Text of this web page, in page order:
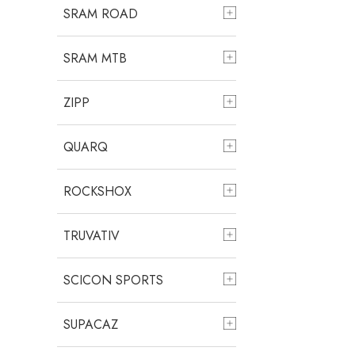
SRAM ROAD
SRAM MTB
ZIPP
QUARQ
ROCKSHOX
TRUVATIV
SCICON SPORTS
SUPACAZ